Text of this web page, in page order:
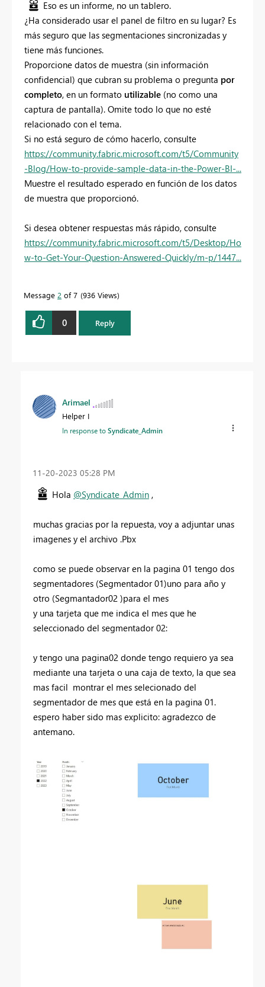
Eso es un informe, no un tablero.
¿Ha considerado usar el panel de filtro en su lugar? Es
más seguro que las segmentaciones sincronizadas y
tiene más funciones.
Proporcione datos de muestra (sin información
confidencial) que cubran su problema o pregunta por
completo, en un formato utilizable (no como una
captura de pantalla). Omite todo lo que no esté
relacionado con el tema.
Si no está seguro de cómo hacerlo, consulte
https://community.fabric.microsoft.com/t5/Community
-Blog/How-to-provide-sample-data-in-the-Power-BI-...
Muestre el resultado esperado en función de los datos
de muestra que proporcionó.
Si desea obtener respuestas más rápido, consulte
https://community.fabric.microsoft.com/t5/Desktop/Ho
w-to-Get-Your-Question-Answered-Quickly/m-p/1447...
Message 2 of 7 936 Views
0 Reply
Arimael
Helper I
In response toSyndicate_Admin
‎11-20-2023 05:28 PM
Hola @Syndicate_Admin ,
muchas gracias por la repuesta, voy a adjuntar unas
imagenes y el archivo .Pbx
como se puede observar en la pagina 01 tengo dos
segmentadores (Segmentador 01)uno para año y
otro (Segmantador02 )para el mes
y una tarjeta que me indica el mes que he
seleccionado del segmentador 02:
y tengo una pagina02 donde tengo requiero ya sea
mediante una tarjeta o una caja de texto, la que sea
mas facil montrar el mes selecionado del
segmentador de mes que está en la pagina 01.
espero haber sido mas explicito: agradezco de
antemano.